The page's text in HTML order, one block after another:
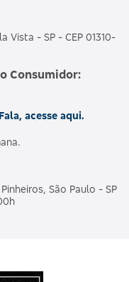
Vista - SP - CEP 01310-
Consumidor:
acesse aqui.
São Paulo - SP